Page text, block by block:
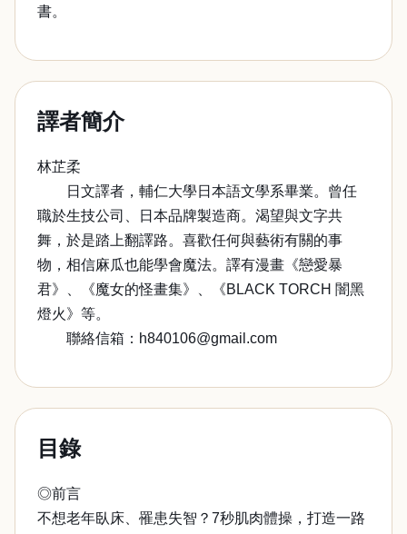
書。
譯者簡介
林芷柔
日文譯者，輔仁大學日本語文學系畢業。曾任
職於生技公司、日本品牌製造商。渴望與文字共
舞，於是踏上翻譯路。喜歡任何與藝術有關的事
物，相信麻瓜也能學會魔法。譯有漫畫《戀愛暴
君》、《魔女的怪畫集》、《BLACK TORCH 闇黑
燈火》等。
聯絡信箱：h840106@gmail.com
目錄
◎前言
不想老年臥床、罹患失智？7秒肌肉體操，打造一路